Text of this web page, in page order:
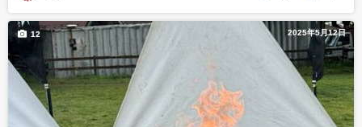
2025年5月12日
12